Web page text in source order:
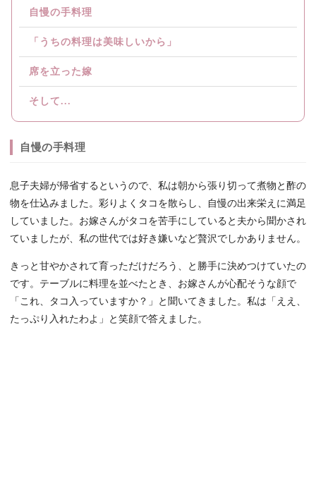
自慢の手料理
「うちの料理は美味しいから」
席を立った嫁
そして...
自慢の手料理
息子夫婦が帰省するというので、私は朝から張り切って煮物と酢の
物を仕込みました。彩りよくタコを散らし、自慢の出来栄えに満足
していました。お嫁さんがタコを苦手にしていると夫から聞かされ
ていましたが、私の世代では好き嫌いなど贅沢でしかありません。
きっと甘やかされて育っただけだろう、と勝手に決めつけていたの
です。テーブルに料理を並べたとき、お嫁さんが心配そうな顔で
「これ、タコ入っていますか？」と聞いてきました。私は「ええ、
たっぷり入れたわよ」と笑顔で答えました。